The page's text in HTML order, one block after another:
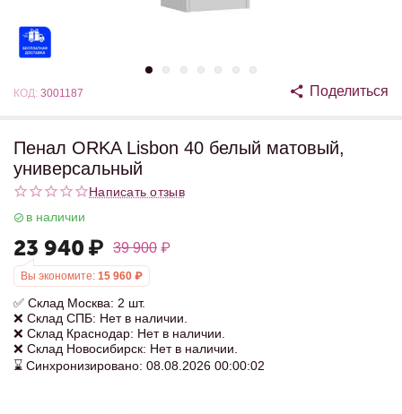
КОД: 3001187 Поделиться
Пенал ORKA Lisbon 40 белый матовый,
универсальный
Написать отзыв
в наличии
23 940 ₽ 39 900 ₽
Вы экономите: 15 960 ₽
✅ Склад Москва: 2 шт.
❌ Склад СПБ: Нет в наличии.
❌ Склад Краснодар: Нет в наличии.
❌ Склад Новосибирск: Нет в наличии.
⌛ Синхронизировано: 08.08.2026 00:00:02